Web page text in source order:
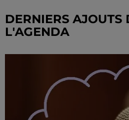
DERNIERS AJOUTS
L'AGENDA